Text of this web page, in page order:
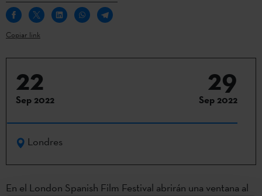
Copiar link
22
Sep 2022
29
Sep 2022
Londres
En el London Spanish Film Festival abrirán una ventana al